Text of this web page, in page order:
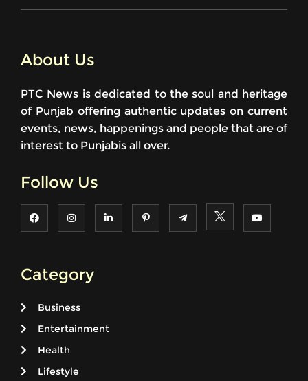
About Us
PTC News is dedicated to the soul and heritage
of Punjab offering authentic updates on current
events, news, happenings and people that are of
interest to Punjabis all over.
Follow Us
Category
Business
Entertainment
Health
Lifestyle